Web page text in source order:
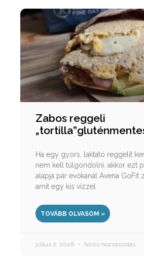
Zabos reggeli
Ha egy gyors, laktató reggelit
nem kell túlgondolni, akkor ezt
alapja pár evőkanál Avena GoFit
amit egy kis vízzel
TOVÁBB OLVASOM »
július 2, 2026 Nincs hozzászólás